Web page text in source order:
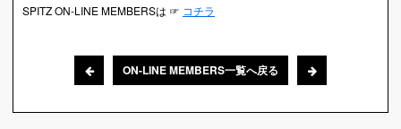
SPITZ ON-LINE MEMBERSは ☞ コチラ
ON-LINE MEMBERS一覧へ戻る